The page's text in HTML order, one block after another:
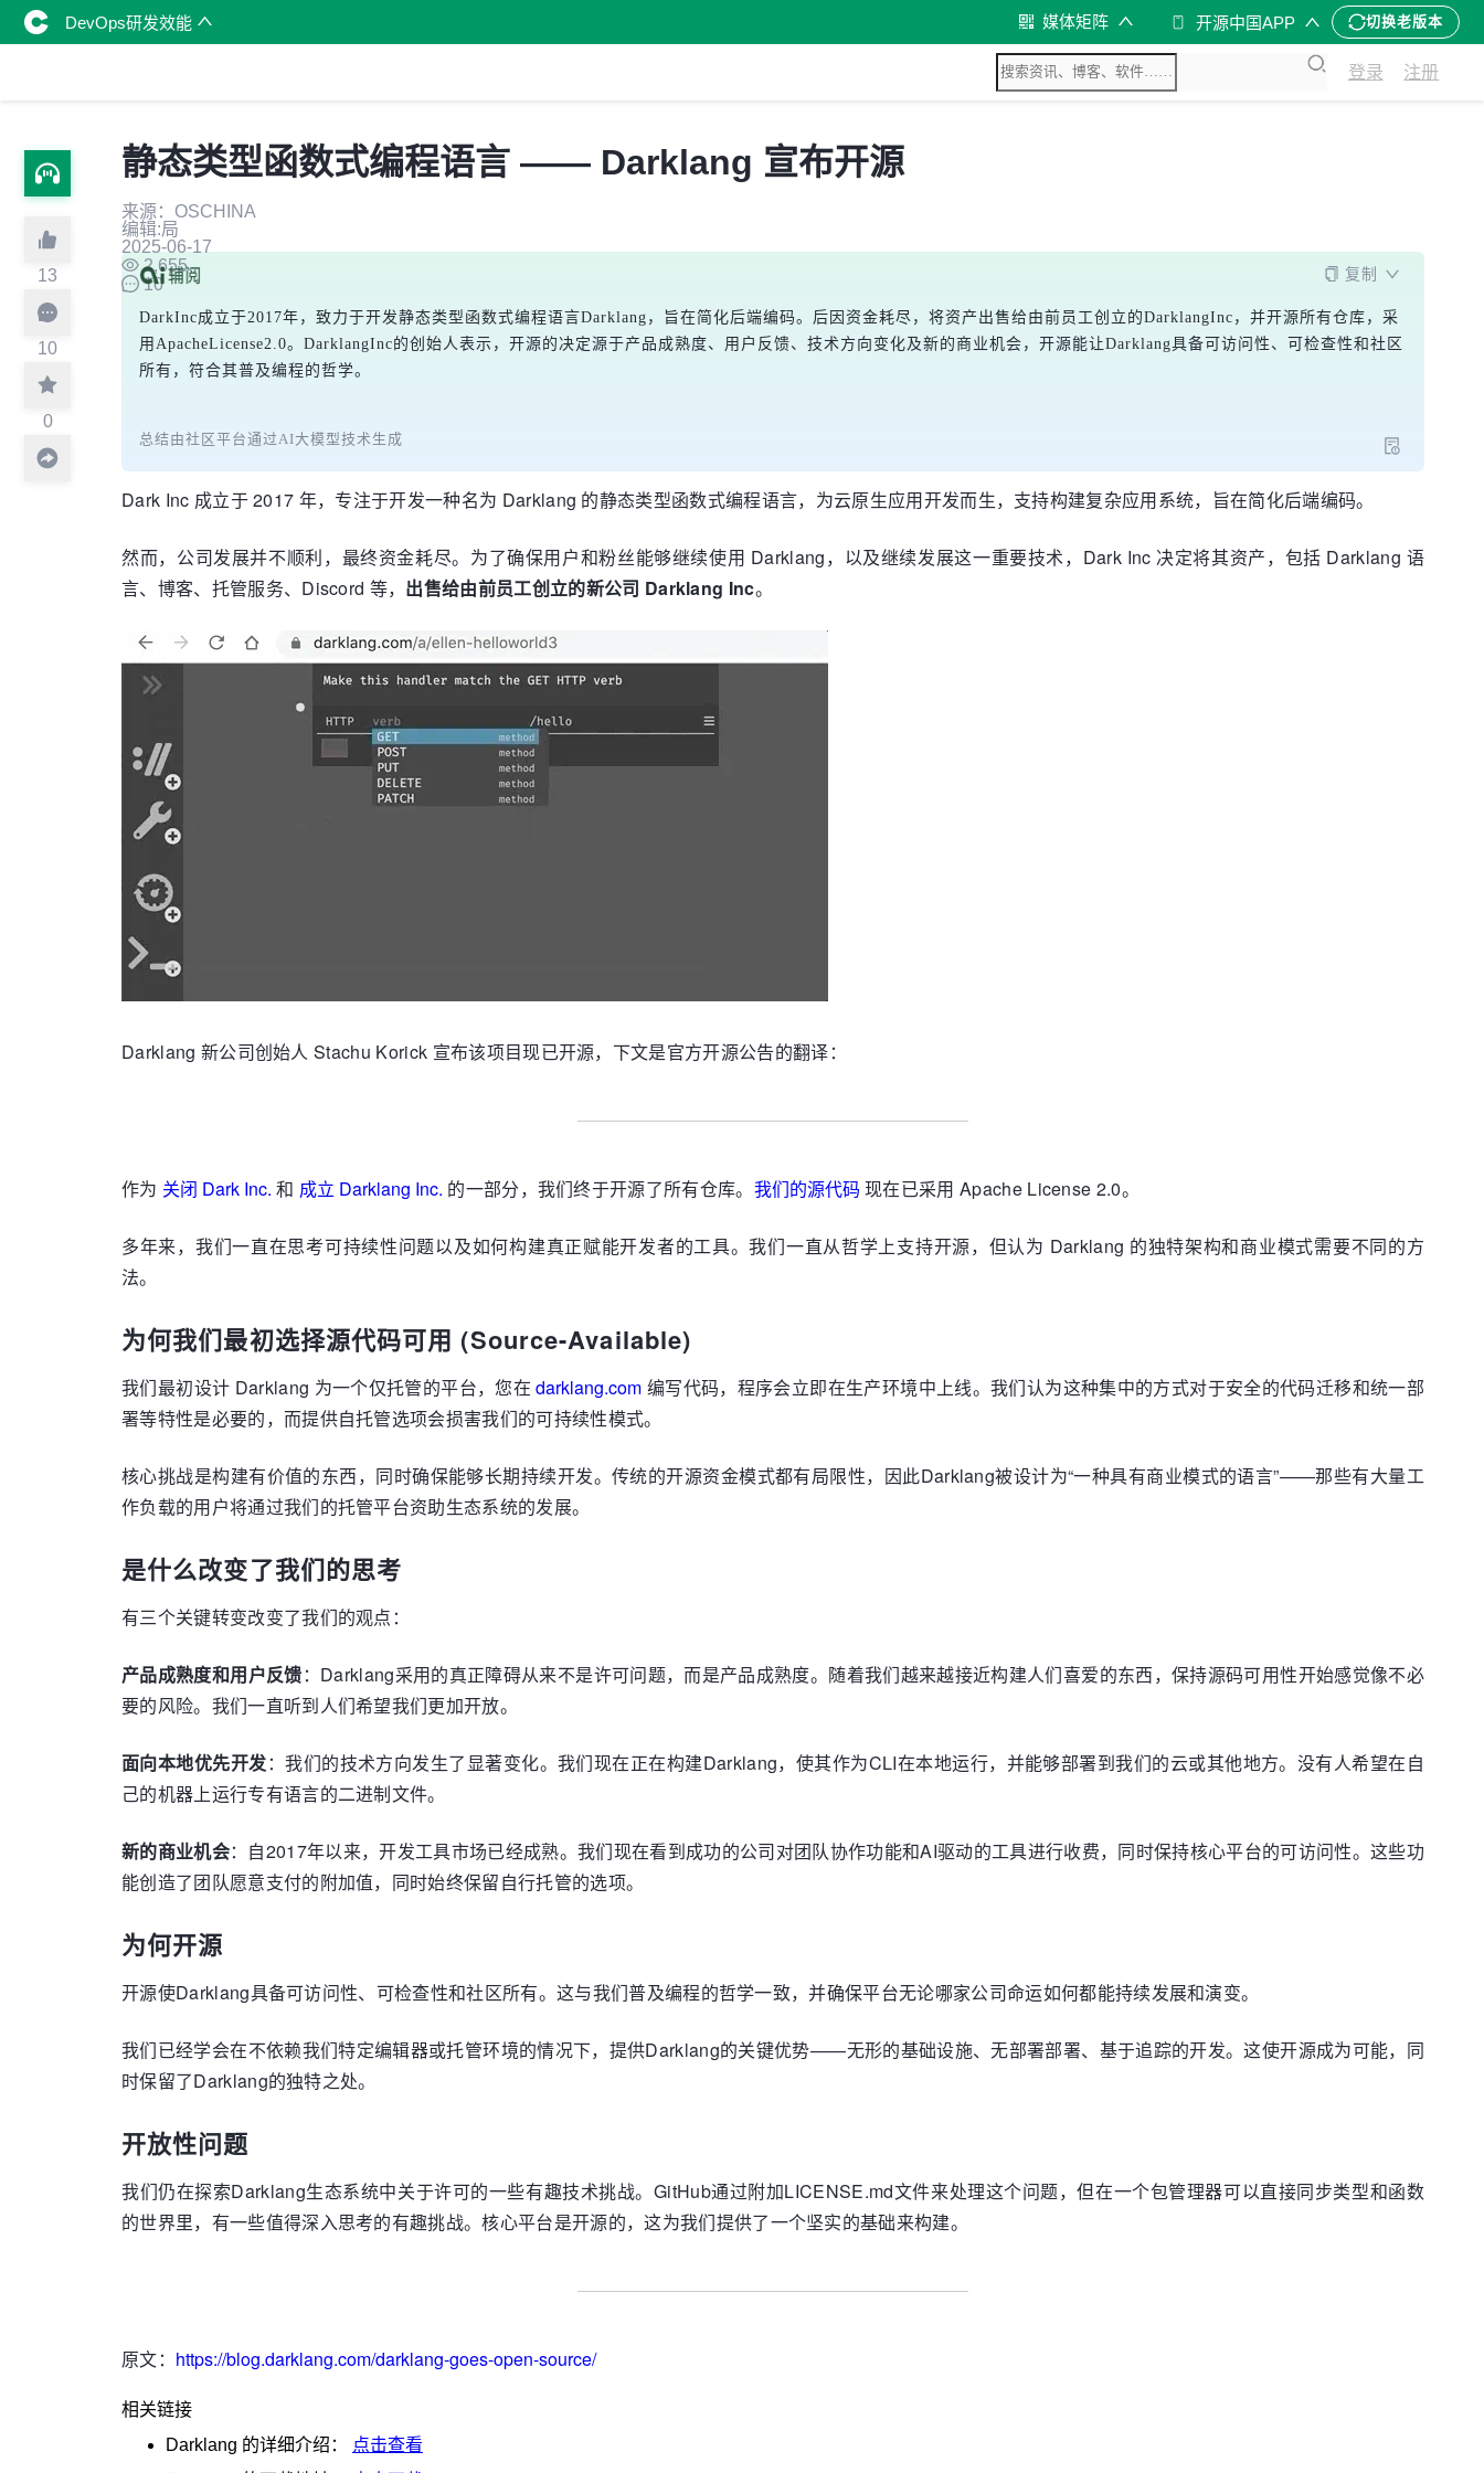
DevOps研发效能 媒体矩阵 开源中国APP 切换老版本
登录 注册
13
10
0
静态类型函数式编程语言 —— Darklang 宣布开源
来源：OSCHINA
编辑:局
2025-06-17
2,655
10
复制
DarkInc成立于2017年，致力于开发静态类型函数式编程语言Darklang，旨在简化后端编码。后因资金耗尽，将资产出售给由前员工创立的DarklangInc，并开源所有仓库，采
用ApacheLicense2.0。DarklangInc的创始人表示，开源的决定源于产品成熟度、用户反馈、技术方向变化及新的商业机会，开源能让Darklang具备可访问性、可检查性和社区
所有，符合其普及编程的哲学。
总结由社区平台通过AI大模型技术生成
Dark Inc 成立于 2017 年，专注于开发一种名为 Darklang 的静态类型函数式编程语言，为云原生应用开发而生，支持构建复杂应用系统，旨在简化后端编码。
然而，公司发展并不顺利，最终资金耗尽。为了确保用户和粉丝能够继续使用 Darklang，以及继续发展这一重要技术，Dark Inc 决定将其资产，包括 Darklang 语
言、博客、托管服务、Discord 等， 出售给由前员工创立的新公司 Darklang Inc。
Darklang 新公司创始人 Stachu Korick 宣布该项目现已开源，下文是官方开源公告的翻译：
作为 关闭 Dark Inc. 和 成立 Darklang Inc. 的一部分，我们终于开源了所有仓库。 我们的源代码 现在已采用 Apache License 2.0。
多年来，我们一直在思考可持续性问题以及如何构建真正赋能开发者的工具。我们一直从哲学上支持开源，但认为 Darklang 的独特架构和商业模式需要不同的方
法。
为何我们最初选择源代码可用 (Source-Available)
我们最初设计 Darklang 为一个仅托管的平台，您在darklang.com 编写代码，程序会立即在生产环境中上线。我们认为这种集中的方式对于安全的代码迁移和统一部
署等特性是必要的，而提供自托管选项会损害我们的可持续性模式。
核心挑战是构建有价值的东西，同时确保能够长期持续开发。传统的开源资金模式都有局限性，因此Darklang被设计为“一种具有商业模式的语言”——那些有大量工
作负载的用户将通过我们的托管平台资助生态系统的发展。
是什么改变了我们的思考
有三个关键转变改变了我们的观点：
产品成熟度和用户反馈：Darklang采用的真正障碍从来不是许可问题，而是产品成熟度。随着我们越来越接近构建人们喜爱的东西，保持源码可用性开始感觉像不必
要的风险。我们一直听到人们希望我们更加开放。
面向本地优先开发：我们的技术方向发生了显著变化。我们现在正在构建Darklang，使其作为CLI在本地运行，并能够部署到我们的云或其他地方。没有人希望在自
己的机器上运行专有语言的二进制文件。
新的商业机会：自2017年以来，开发工具市场已经成熟。我们现在看到成功的公司对团队协作功能和AI驱动的工具进行收费，同时保持核心平台的可访问性。这些功
能创造了团队愿意支付的附加值，同时始终保留自行托管的选项。
为何开源
开源使Darklang具备可访问性、可检查性和社区所有。这与我们普及编程的哲学一致，并确保平台无论哪家公司命运如何都能持续发展和演变。
我们已经学会在不依赖我们特定编辑器或托管环境的情况下，提供Darklang的关键优势——无形的基础设施、无部署部署、基于追踪的开发。这使开源成为可能，同
时保留了Darklang的独特之处。
开放性问题
我们仍在探索Darklang生态系统中关于许可的一些有趣技术挑战。GitHub通过附加LICENSE.md文件来处理这个问题，但在一个包管理器可以直接同步类型和函数
的世界里，有一些值得深入思考的有趣挑战。核心平台是开源的，这为我们提供了一个坚实的基础来构建。
原文： https://blog.darklang.com/darklang-goes-open-source/
相关链接
Darklang 的详细介绍：
点击查看